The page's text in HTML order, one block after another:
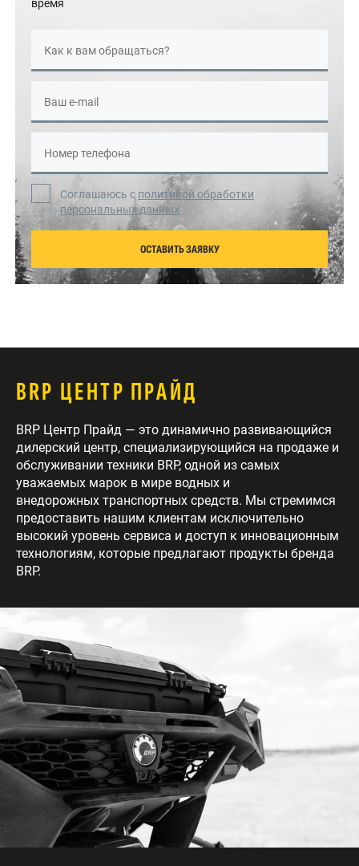
время
Как к вам обращаться?
Ваш e-mail
Номер телефона
Соглашаюсь с политикой обработки
персональных данных
ОСТАВИТЬ ЗАЯВКУ
BRP ЦЕНТР ПРАЙД
BRP Центр Прайд — это динамично развивающийся
дилерский центр, специализирующийся на продаже и
обслуживании техники BRP, одной из самых
уважаемых марок в мире водных и
внедорожных транспортных средств. Мы стремимся
предоставить нашим клиентам исключительно
высокий уровень сервиса и доступ к инновационным
технологиям, которые предлагают продукты бренда
BRP.